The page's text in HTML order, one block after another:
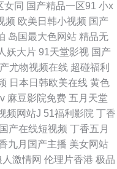
女同 国产精品一区91 小x
频 欧美日韩小视频 国产
岛国最大色网站 精品无
人妖大片 91天堂影视 国产
尤物视频在线 超碰福利
日本日韩欧美在线 黄色
麻豆影院免费 五月天堂
频网站J 51福利影院 丁香
国产在线短视频 丁香五月
九月国产主播 美女网站
人激情网 伦理片香港 极品